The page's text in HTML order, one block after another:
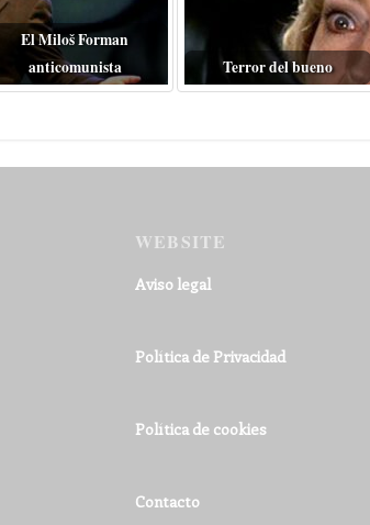
El Miloš Forman
anticomunista
Terror del bueno
WEBSITE
Aviso legal
Política de Privacidad
Política de cookies
Contacto